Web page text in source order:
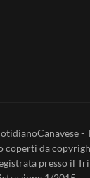
-
coperti da
presso il